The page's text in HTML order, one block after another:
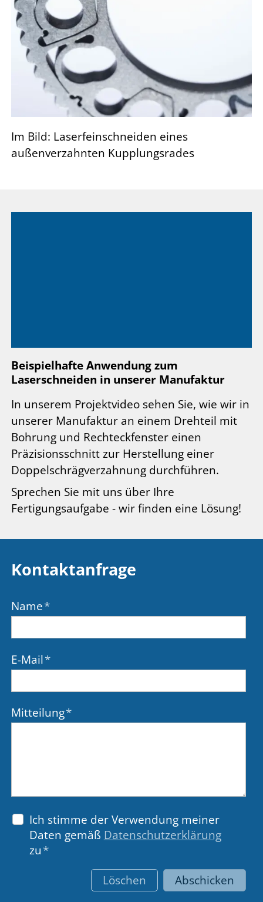
Im Bild: Laserfeinschneiden eines
außenverzahnten Kupplungsrades
Beispielhafte Anwendung zum
Laserschneiden in unserer Manufaktur
In unserem Projektvideo sehen Sie, wie wir in
unserer Manufaktur an einem Drehteil mit
Bohrung und Rechteckfenster einen
Präzisionsschnitt zur Herstellung einer
Doppelschrägverzahnung durchführen.
Sprechen Sie mit uns über Ihre
Fertigungsaufgabe - wir finden eine Lösung!
Kontaktanfrage
Name*
E-Mail*
Mitteilung*
Ich stimme der Verwendung meiner
Daten gemäß Datenschutzerklärung
zu*
Löschen
Abschicken